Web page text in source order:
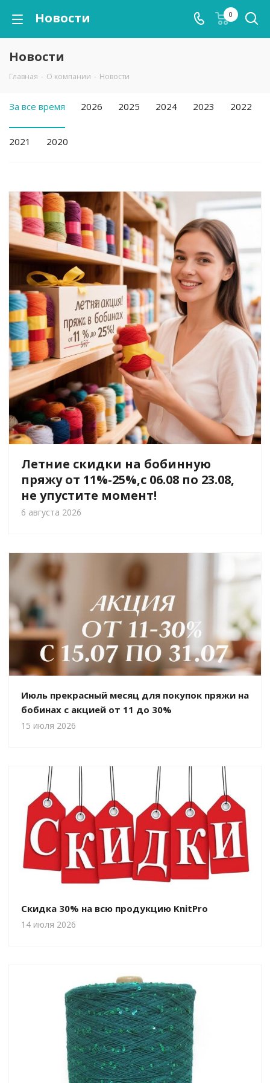
Новости 0
Новости
Главная - О компании - Новости
За все время 2026 2025 2024 2023 2022
2021 2020
Летние скидки на бобинную
пряжу от 11%-25%,с 06.08 по 23.08,
не упустите момент!
6 августа 2026
Июль прекрасный месяц для покупок пряжи на
бобинах с акцией от 11 до 30%
15 июля 2026
Скидка 30% на всю продукцию KnitPro
14 июля 2026